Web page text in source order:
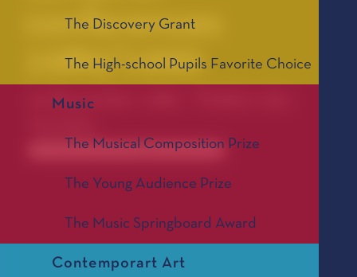
The Discovery Grant
The High-school Pupils Favorite Choice
Music
The Musical Composition Prize
The Young Audience Prize
The Music Springboard Award
Contemporart Art
conferences
1989/1990
04 December 1989 - Théâtre des
Anciennes saisons de conférences 1967-2025